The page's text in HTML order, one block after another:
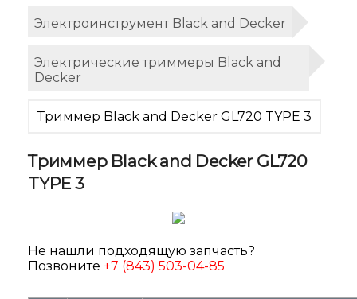
Электроинструмент Black and Decker
Электрические триммеры Black and
Decker
Триммер Black and Decker GL720 TYPE 3
Триммер Black and Decker GL720
TYPE 3
Не нашли подходящую запчасть?
Позвоните +7 (843) 503-04-85